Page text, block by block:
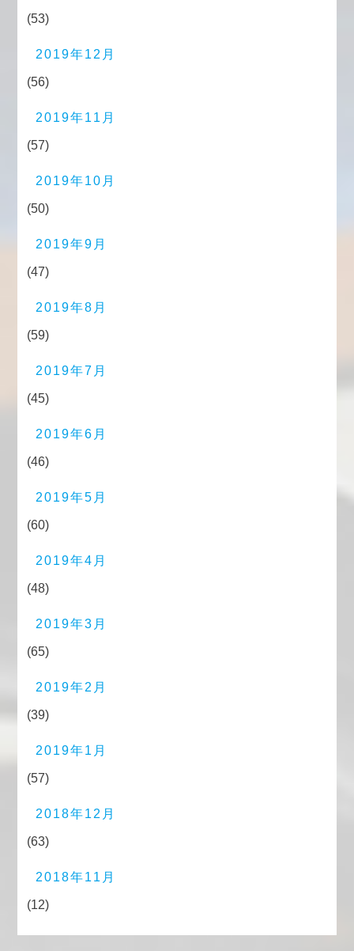
(53)
2019年12月
(56)
2019年11月
(57)
2019年10月
(50)
2019年9月
(47)
2019年8月
(59)
2019年7月
(45)
2019年6月
(46)
2019年5月
(60)
2019年4月
(48)
2019年3月
(65)
2019年2月
(39)
2019年1月
(57)
2018年12月
(63)
2018年11月
(12)